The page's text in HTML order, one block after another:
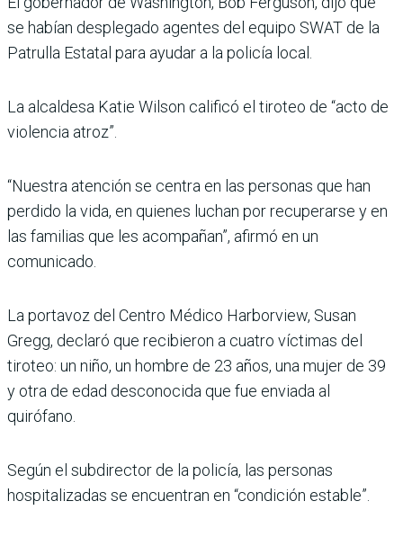
se habían desplegado agentes del equipo SWAT de la
Patrulla Estatal para ayudar a la policía local.
La alcaldesa Katie Wilson calificó el tiroteo de “acto de
violencia atroz”.
“Nuestra atención se centra en las personas que han
perdido la vida, en quienes luchan por recuperarse y en
las familias que les acompañan”, afirmó en un
comunicado.
La portavoz del Centro Médico Harborview, Susan
Gregg, declaró que recibieron a cuatro víctimas del
tiroteo: un niño, un hombre de 23 años, una mujer de 39
y otra de edad desconocida que fue enviada al
quirófano.
Según el subdirector de la policía, las personas
hospitalizadas se encuentran en “condición estable”.